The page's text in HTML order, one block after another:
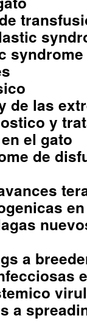
syndrome
de las
y
el gato
de
a
a